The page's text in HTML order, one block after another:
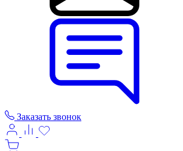
Заказать звонок